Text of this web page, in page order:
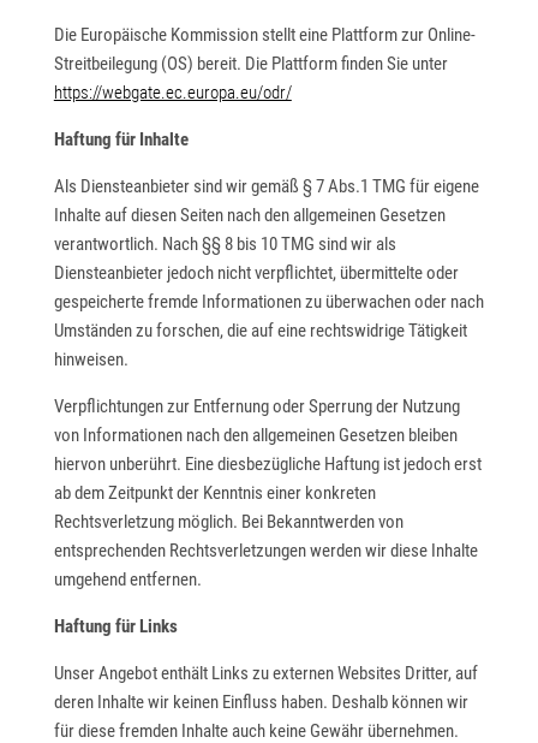
Die Europäische Kommission stellt eine Plattform zur Online-
Streitbeilegung (OS) bereit. Die Plattform finden Sie unter
https://webgate.ec.europa.eu/odr/
Haftung für Inhalte
Als Diensteanbieter sind wir gemäß § 7 Abs.1 TMG für eigene
Inhalte auf diesen Seiten nach den allgemeinen Gesetzen
verantwortlich. Nach §§ 8 bis 10 TMG sind wir als
Diensteanbieter jedoch nicht verpflichtet, übermittelte oder
gespeicherte fremde Informationen zu überwachen oder nach
Umständen zu forschen, die auf eine rechtswidrige Tätigkeit
hinweisen.
Verpflichtungen zur Entfernung oder Sperrung der Nutzung
von Informationen nach den allgemeinen Gesetzen bleiben
hiervon unberührt. Eine diesbezügliche Haftung ist jedoch erst
ab dem Zeitpunkt der Kenntnis einer konkreten
Rechtsverletzung möglich. Bei Bekanntwerden von
entsprechenden Rechtsverletzungen werden wir diese Inhalte
umgehend entfernen.
Haftung für Links
Unser Angebot enthält Links zu externen Websites Dritter, auf
deren Inhalte wir keinen Einfluss haben. Deshalb können wir
für diese fremden Inhalte auch keine Gewähr übernehmen.